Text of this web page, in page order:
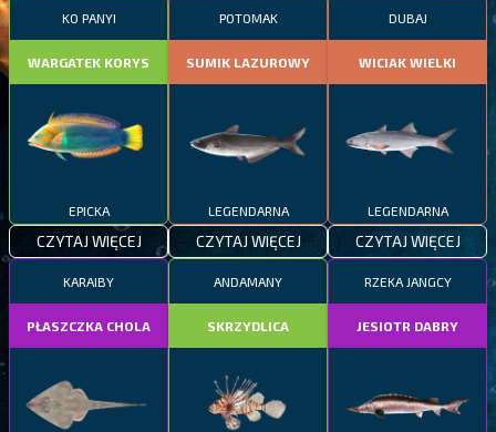
KO PANYI
WARGATEK KORYS
EPICKA
CZYTAJ WIĘCEJ
POTOMAK
SUMIK LAZUROWY
LEGENDARNA
CZYTAJ WIĘCEJ
DUBAJ
WICIAK WIELKI
LEGENDARNA
CZYTAJ WIĘCEJ
KARAIBY
PŁASZCZKA CHOLA
ANDAMANY
SKRZYDLICA
RZEKA JANGCY
JESIOTR DABRY